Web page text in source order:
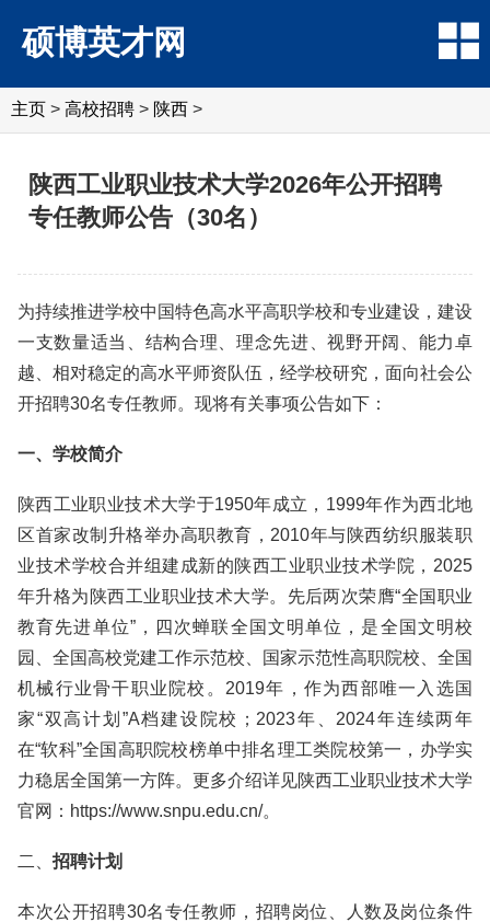
硕博英才网
主页 > 高校招聘 > 陕西 >
陕西工业职业技术大学2026年公开招聘
专任教师公告（30名）
为持续推进学校中国特色高水平高职学校和专业建设，建设
一支数量适当、结构合理、理念先进、视野开阔、能力卓
越、相对稳定的高水平师资队伍，经学校研究，面向社会公
开招聘30名专任教师。现将有关事项公告如下：
一、学校简介
陕西工业职业技术大学于1950年成立，1999年作为西北地
区首家改制升格举办高职教育，2010年与陕西纺织服装职
业技术学校合并组建成新的陕西工业职业技术学院，2025
年升格为陕西工业职业技术大学。先后两次荣膺“全国职业
教育先进单位”，四次蝉联全国文明单位，是全国文明校
园、全国高校党建工作示范校、国家示范性高职院校、全国
机械行业骨干职业院校。2019年，作为西部唯一入选国
家“双高计划”A档建设院校；2023年、2024年连续两年
在“软科”全国高职院校榜单中排名理工类院校第一，办学实
力稳居全国第一方阵。更多介绍详见陕西工业职业技术大学
官网：https://www.snpu.edu.cn/。
二、 招聘计划
本次公开招聘30名专任教师，招聘岗位、人数及岗位条件